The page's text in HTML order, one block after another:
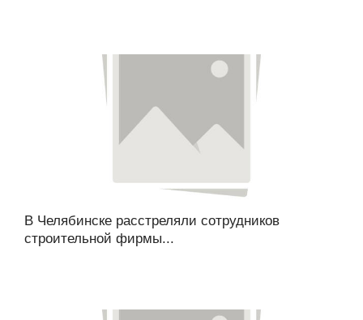
В Челябинске расстреляли сотрудников
строительной фирмы...